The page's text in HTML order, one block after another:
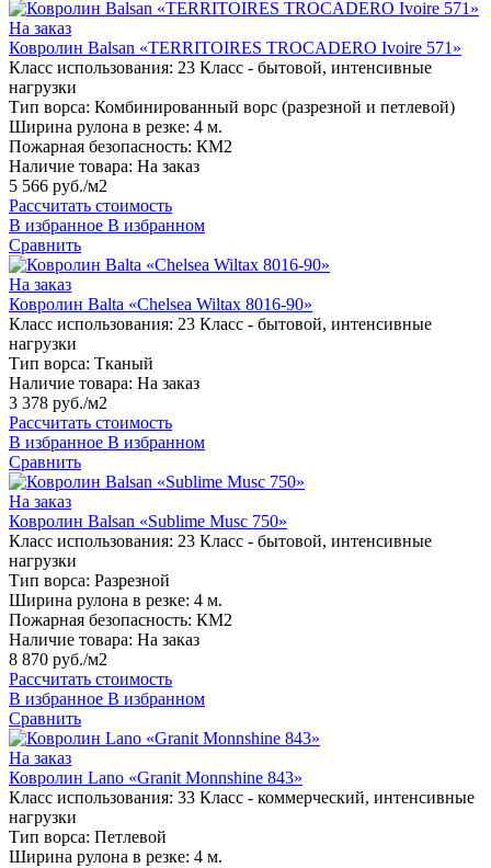
На заказ
Ковролин Balsan «TERRITOIRES TROCADERO Ivoire 571»
Класс использования: 23 Класс - бытовой, интенсивные
нагрузки
Тип ворса: Комбинированный ворс (разрезной и петлевой)
Ширина рулона в резке: 4 м.
Пожарная безопасность: КМ2
Наличие товара: На заказ
5 566 руб./м2
Рассчитать стоимость
В избранное В избранном
Сравнить
На заказ
Ковролин Balta «Chelsea Wiltax 8016-90»
Класс использования: 23 Класс - бытовой, интенсивные
нагрузки
Тип ворса: Тканый
Наличие товара: На заказ
3 378 руб./м2
Рассчитать стоимость
В избранное В избранном
Сравнить
На заказ
Ковролин Balsan «Sublime Musc 750»
Класс использования: 23 Класс - бытовой, интенсивные
нагрузки
Тип ворса: Разрезной
Ширина рулона в резке: 4 м.
Пожарная безопасность: КМ2
Наличие товара: На заказ
8 870 руб./м2
Рассчитать стоимость
В избранное В избранном
Сравнить
На заказ
Ковролин Lano «Granit Monnshine 843»
Класс использования: 33 Класс - коммерческий, интенсивные
нагрузки
Тип ворса: Петлевой
Ширина рулона в резке: 4 м.